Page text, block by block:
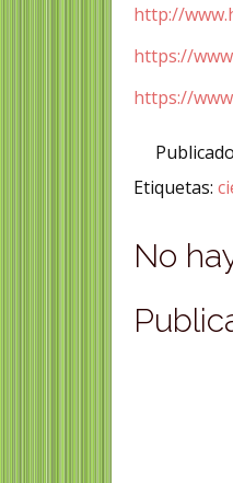
http://
https://
https://
Etiquetas:
No